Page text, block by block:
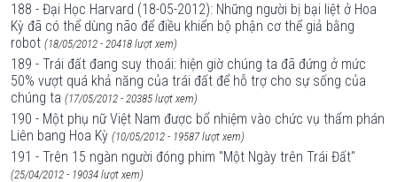
188 - Đại Học Harvard (18-05-2012): Những người bị bại liệt ở Hoa
Kỳ đã có thể dùng não để điều khiển bộ phận cơ thể giả bằng
robot (18/05/2012 - 20418 lượt xem)
189 - Trái đất đang suy thoái: hiện giờ chúng ta đã đứng ở mức
50% vượt quá khả năng của trái đất để hỗ trợ cho sự sống của
chúng ta (17/05/2012 - 20385 lượt xem)
190 - Một phụ nữ Việt Nam được bổ nhiệm vào chức vụ thẩm phán
Liên bang Hoa Kỳ (10/05/2012 - 19587 lượt xem)
191 - Trên 15 ngàn người đóng phim "Một Ngày trên Trái Đất"
(25/04/2012 - 19034 lượt xem)